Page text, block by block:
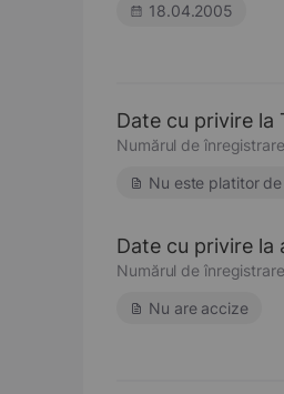
18.04.2005
Date cu privire la
Numărul de înregistrare
Nu este platitor de
Date cu privire la
Numărul de înregistrare
Nu are accize